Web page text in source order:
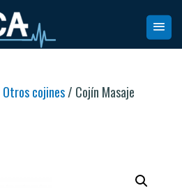
Otros cojines/ Cojín Masaje